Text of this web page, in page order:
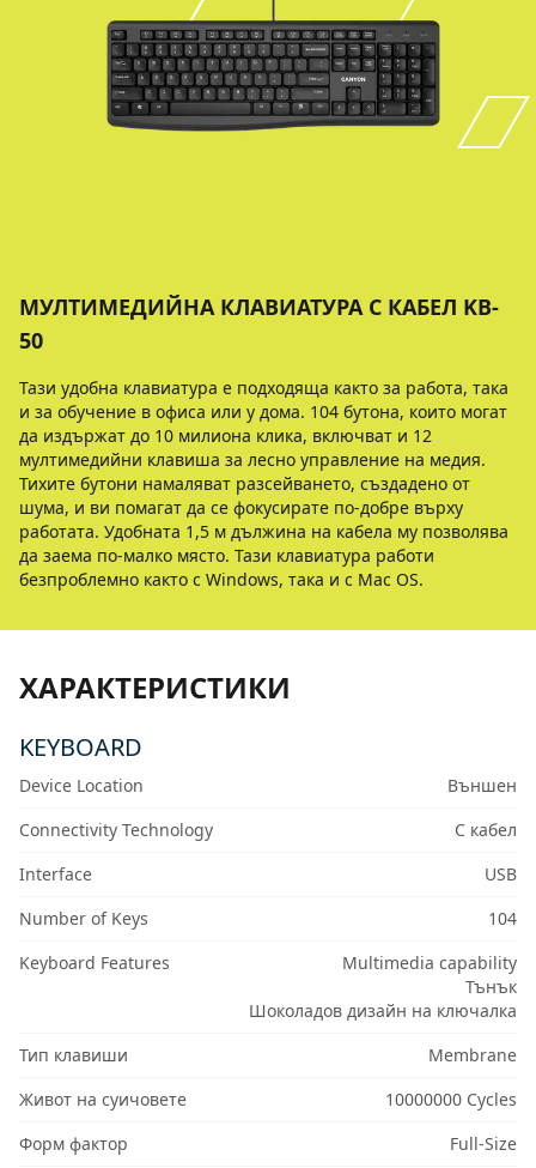
МУЛТИМЕДИЙНА КЛАВИАТУРА С КАБЕЛ KB-
50
Тази удобна клавиатура е подходяща както за работа, така
и за обучение в офиса или у дома. 104 бутона, които могат
да издържат до 10 милиона клика, включват и 12
мултимедийни клавиша за лесно управление на медия.
Тихите бутони намаляват разсейването, създадено от
шума, и ви помагат да се фокусирате по-добре върху
работата. Удобната 1,5 м дължина на кабела му позволява
да заема по-малко място. Тази клавиатура работи
безпроблемно както с Windows, така и с Mac OS.
ХАРАКТЕРИСТИКИ
KEYBOARD
Device Location
Външен
Connectivity Technology
С кабел
Interface
USB
Number of Keys
104
Keyboard Features
Multimedia capability
Тънък
Шоколадов дизайн на ключалка
Тип клавиши
Membrane
Живот на суичовете
10000000 Cycles
Форм фактор
Full-Size